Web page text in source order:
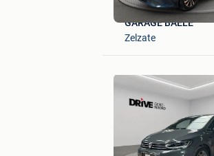
GARAGE BAELE
Zelzate